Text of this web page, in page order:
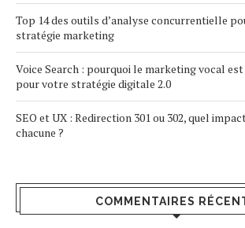
Top 14 des outils d’analyse concurrentielle
stratégie marketing
Voice Search : pourquoi le marketing vocal
pour votre stratégie digitale 2.0
SEO et UX : Redirection 301 ou 302, quel
chacune ?
COMMENTAIRES